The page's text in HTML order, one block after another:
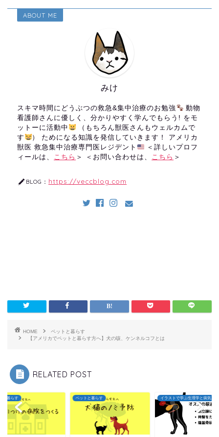
ABOUT ME
みけ
スキマ時間にどうぶつの救急&集中治療のお勉強
動物
看護師さんに優しく、分かりやすく学んでもらう! をモ
ットーに活動中
（もちろん獣医さんもウェルカムで
す
） ためになる知識を発信していきます！ アメリカ
獣医 救急集中治療専門医レジデント
＜詳しいプロフ
ィールは、 こちら ＞ ＜お問い合わせは、 こちら ＞
BLOG： https://veccblog.com
HOME
ペットと暮らす
【アメリカでペットと暮らす方へ】犬の咳、ケンネルコフとは
RELATED POST
と暮らす イラストで学ぶ生理学と病気 ペットと暮らす